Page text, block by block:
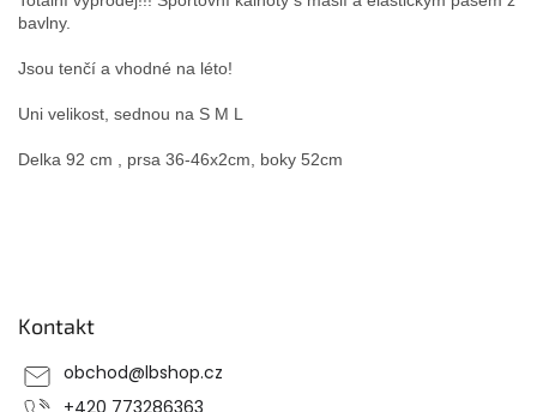
bavlny.
Jsou tenčí a vhodné na léto!
Uni velikost, sednou na S M L
Delka 92 cm , prsa 36-46x2cm, boky 52cm
Kontakt
obchod@lbshop.cz
+420 773286363